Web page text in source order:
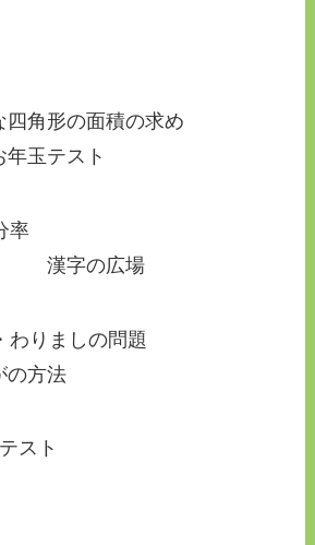
数
角形の面積の求め
スト
百分率
広場
・わりましの問題
法
スト